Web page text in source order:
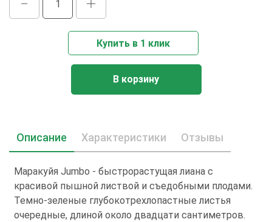
Купить в 1 клик
В корзину
Описание Характеристики Отзывы
Маракуйя Jumbo - быстрорастущая лиана с
красивой пышной листвой и съедобными плодами.
Темно-зеленые глубокотрехлопастные листья
очередные, длиной около двадцати сантиметров.